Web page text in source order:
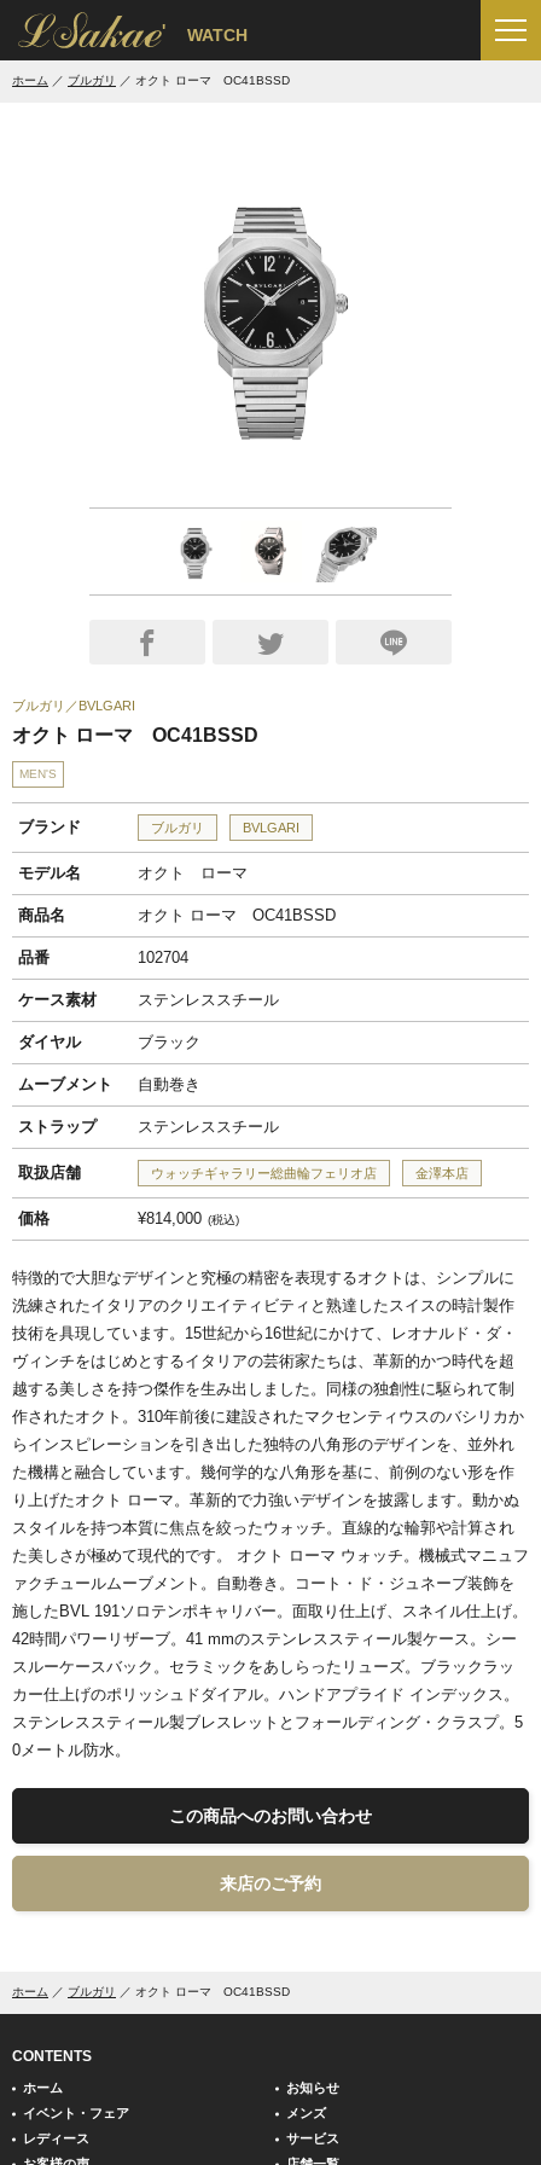
' WATCH
ホーム ブルガリ オクト ローマ OC41BSSD
ブルガリ BVLGARI
オクト ローマ OC41BSSD
MEN'S
ブランド ブルガリ BVLGARI
モデル名 オクト ローマ
商品名 オクト ローマ OC41BSSD
品番 102704
ケース素材 ステンレススチール
ダイヤル ブラック
ムーブメント 自動巻き
ストラップ ステンレススチール
取扱店舗 ウォッチギャラリー総曲輪フェリオ店 金澤本店
価格 ¥814,000 税込
特徴的で大胆なデザインと究極の精密を表現するオクトは、シンプルに
洗練されたイタリアのクリエイティビティと熟達したスイスの時計製作
技術を具現しています。15世紀から16世紀にかけて、レオナルド・ダ・
ヴィンチをはじめとするイタリアの芸術家たちは、革新的かつ時代を超
越する美しさを持つ傑作を生み出しました。同様の独創性に駆られて制
作されたオクト。310年前後に建設されたマクセンティウスのバシリカか
らインスピレーションを引き出した独特の八角形のデザインを、並外れ
た機構と融合しています。幾何学的な八角形を基に、前例のない形を作
り上げたオクト ローマ。革新的で力強いデザインを披露します。動かぬ
スタイルを持つ本質に焦点を絞ったウォッチ。直線的な輪郭や計算され
た美しさが極めて現代的です。 オクト ローマ ウォッチ。機械式マニュフ
ァクチュールムーブメント。自動巻き。コート・ド・ジュネーブ装飾を
施したBVL 191ソロテンポキャリバー。面取り仕上げ、スネイル仕上げ。
42時間パワーリザーブ。41 mmのステンレススティール製ケース。シー
スルーケースバック。セラミックをあしらったリューズ。ブラックラッ
カー仕上げのポリッシュドダイアル。ハンドアプライド インデックス。
ステンレススティール製ブレスレットとフォールディング・クラスプ。5
0メートル防水。
この商品へのお問い合わせ
来店のご予約
ホーム ブルガリ オクト ローマ OC41BSSD
CONTENTS
ホーム
お知らせ
イベント・フェア
メンズ
レディース
サービス